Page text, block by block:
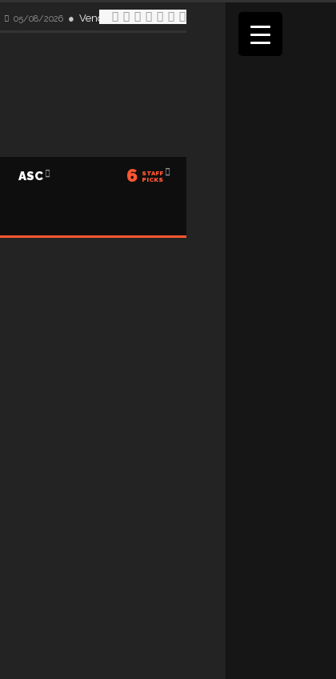
05/08/2026 Venom Audio Perkuat Visi Menuju 25 Tahun, Bidik
ASC 6 STAFF
PICKS